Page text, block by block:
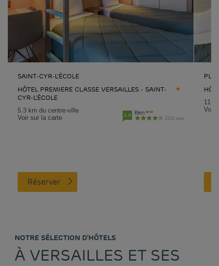
SAINT-CYR-L'ÉCOLE
HÔTEL PREMIERE CLASSE VERSAILLES - SAINT-
CYR-L'ÉCOLE
5.3 km du centre-ville
Voir sur la carte
3.9 Bien
1510 avis
Réserver
11.7
Voir
NOTRE SÉLECTION D'HÔTELS
À VERSAILLES ET SES